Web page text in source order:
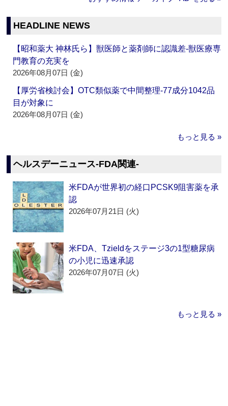
HEADLINE NEWS
【昭和薬大 神林氏ら】獣医師と薬剤師に認識差‐獣医療専
門教育の充実を
2026年08月07日 (金)
【厚労省検討会】OTC類似薬で中間整理‐77成分1042品
目が対象に
2026年08月07日 (金)
もっと見る »
ヘルスデーニュース‐FDA関連‐
米FDAが世界初の経口PCSK9阻害薬を承
認
2026年07月21日 (火)
米FDA、Tzieldをステージ3の1型糖尿病
の小児に迅速承認
2026年07月07日 (火)
もっと見る »